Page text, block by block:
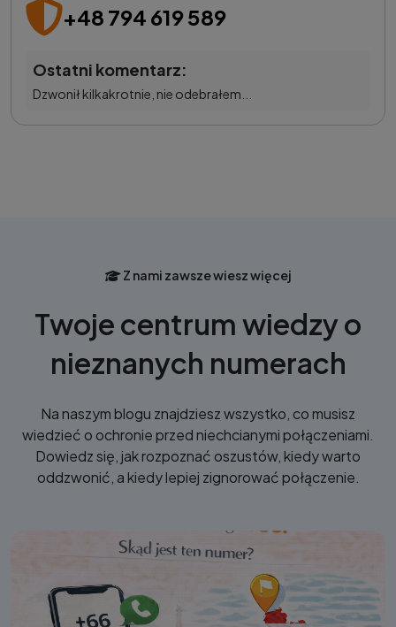
+48 794 619 589
Ostatni komentarz:
Dzwonił kilkakrotnie, nie odebrałem...
Z nami zawsze wiesz więcej
Twoje centrum wiedzy o
nieznanych numerach
Na naszym blogu znajdziesz wszystko, co musisz
wiedzieć o ochronie przed niechcianymi połączeniami.
Dowiedz się, jak rozpoznać oszustów, kiedy warto
oddzwonić, a kiedy lepiej zignorować połączenie.